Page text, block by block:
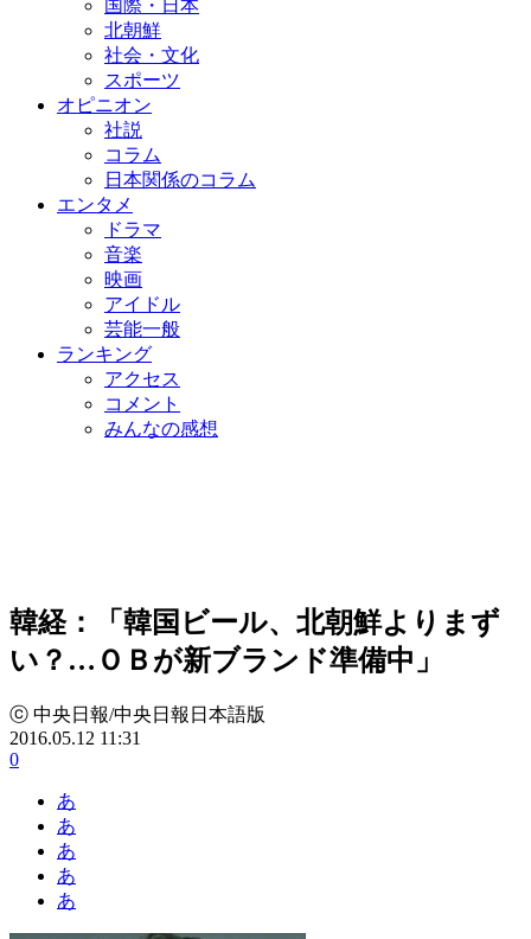
国際・日本
北朝鮮
社会・文化
スポーツ
オピニオン
社説
コラム
日本関係のコラム
エンタメ
ドラマ
音楽
映画
アイドル
芸能一般
ランキング
アクセス
コメント
みんなの感想
韓経：「韓国ビール、北朝鮮よりまず
い？…ＯＢが新ブランド準備中」
ⓒ 中央日報/中央日報日本語版
2016.05.12 11:31
0
あ
あ
あ
あ
あ